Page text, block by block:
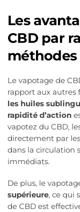
Les
CBD par
Le vapotage de
rapport aux autres
les huiles
rapidité d’action
vapotez du CBD,
directement par
dans la circulation
immédiats.
De plus, le
supérieure, ce qui
de CBD est